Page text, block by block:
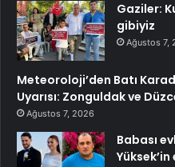
Gaziler:
gibiyiz
Ağustos 7,
Meteoroloji’den Batı
Uyarısı: Zonguldak ve
Ağustos 7, 2026
Babası